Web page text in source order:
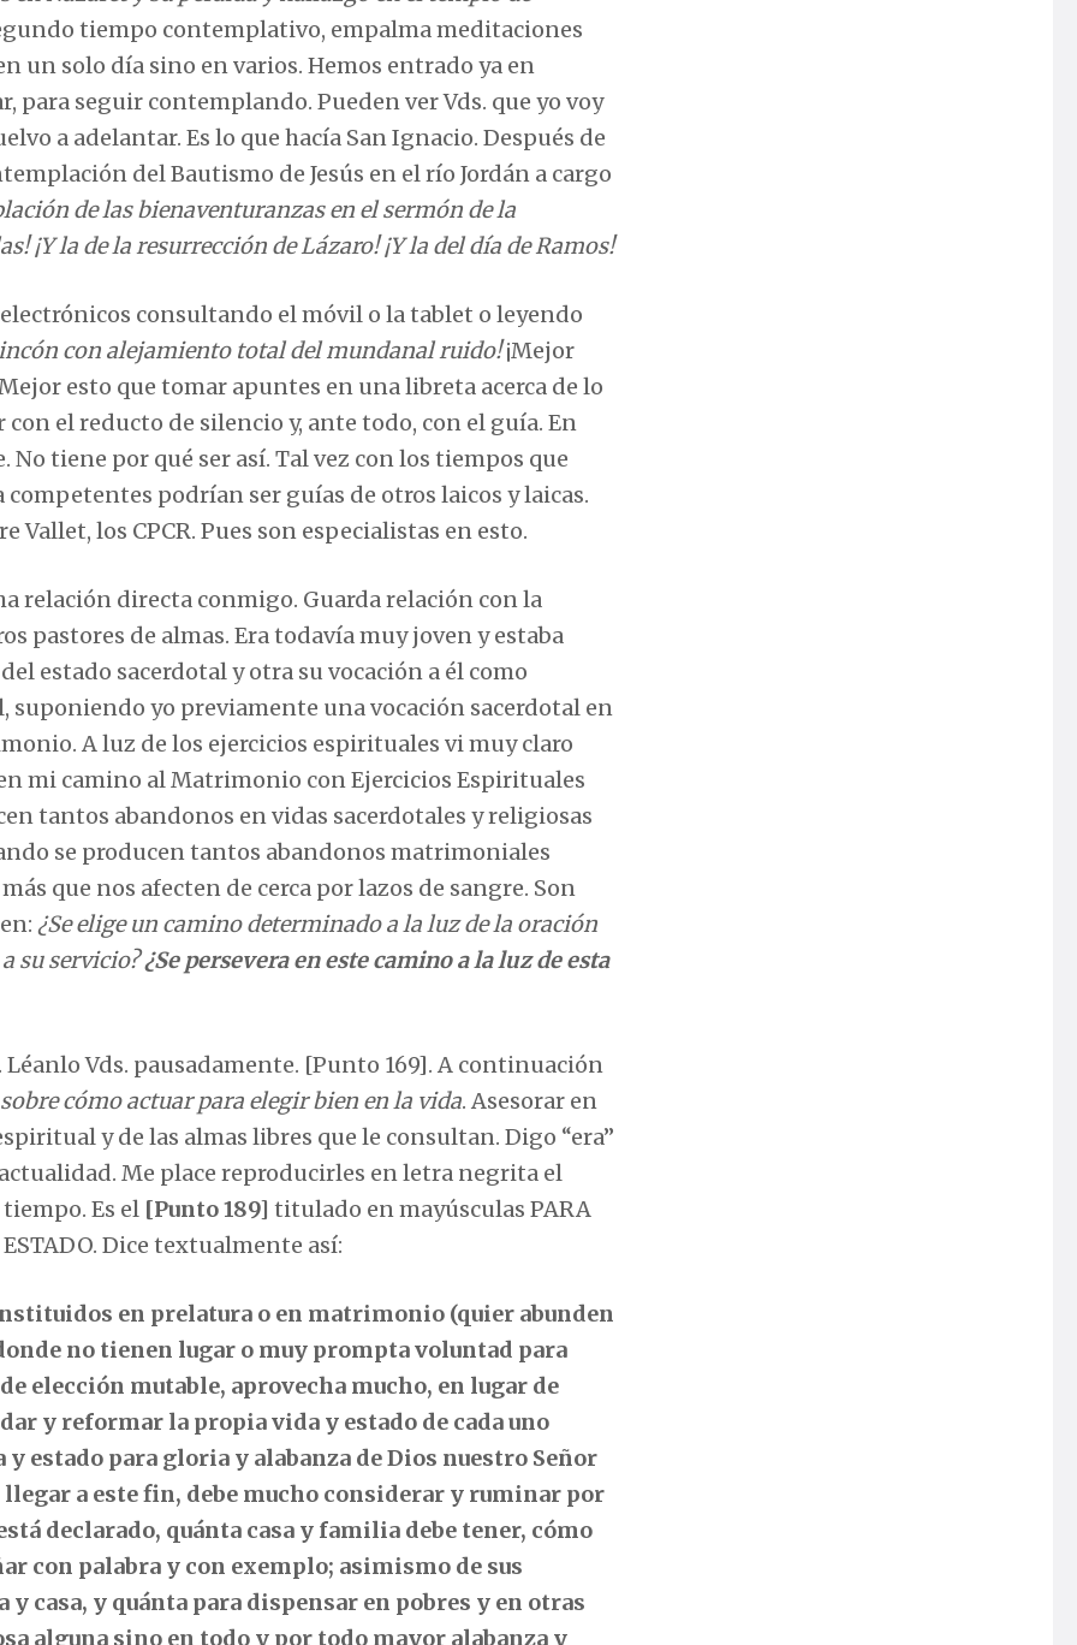
tiempo contemplativo, empalma meditaciones
un solo día sino en varios. Hemos entrado ya en
seguir contemplando. Pueden ver Vds. que yo voy
a adelantar. Es lo que hacía San Ignacio. Después de
del Bautismo de Jesús en el río Jordán a cargo
de las bienaventuranzas en el sermón de la
¡Y la de la resurrección de Lázaro! ¡Y la del día de Ramos!
consultando el móvil o la tablet o leyendo
con alejamiento total del mundanal ruido!¡Mejor
esto que tomar apuntes en una libreta acerca de lo
el reducto de silencio y, ante todo, con el guía. En
tiene por qué ser así. Tal vez con los tiempos que
podrían ser guías de otros laicos y laicas.
Vallet, los CPCR. Pues son especialistas en esto.
relación directa conmigo. Guarda relación con la
pastores de almas. Era todavía muy joven y estaba
estado sacerdotal y otra su vocación a él como
suponiendo yo previamente una vocación sacerdotal en
A luz de los ejercicios espirituales vi muy claro
mi camino al Matrimonio con Ejercicios Espirituales
tantos abandonos en vidas sacerdotales y religiosas
se producen tantos abandonos matrimoniales
que nos afecten de cerca por lazos de sangre. Son
¿Se elige un camino determinado a la luz de la oración
su servicio?¿Se persevera en este camino a la luz de esta
Léanlo Vds. pausadamente. [Punto 169]. A continuación
sobre cómo actuar para elegir bien en la vida. Asesorar en
y de las almas libres que le consultan. Digo “era”
Me place reproducirles en letra negrita el
Es el [Punto 189] titulado en mayúsculas PARA
ESTADO. Dice textualmente así:
en prelatura o en matrimonio (quier abunden
no tienen lugar o muy prompta voluntad para
elección mutable, aprovecha mucho, en lugar de
y reformar la propia vida y estado de cada uno
estado para gloria y alabanza de Dios nuestro Señor
a este fin, debe mucho considerar y ruminar por
declarado, quánta casa y familia debe tener, cómo
con palabra y con exemplo; asimismo de sus
casa, y quánta para dispensar en pobres y en otras
alguna sino en todo y por todo mayor alabanza y